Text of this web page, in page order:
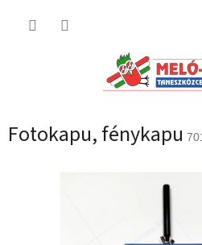
Fotokapu, fénykapu